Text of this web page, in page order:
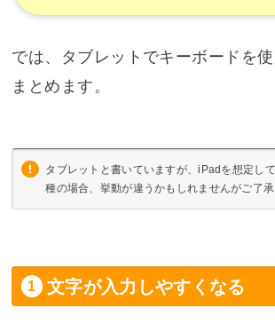
では、タブレットでキーボードを
まとめます。
タブレットと書いていますが、iPadを想定し
種の場合、挙動が違うかもしれませんがご了承
文字が入力しやすくなる